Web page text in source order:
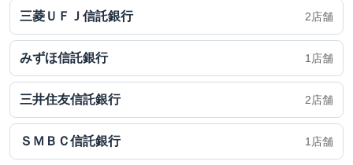
三菱ＵＦＪ信託銀行 2店舗
みずほ信託銀行 1店舗
三井住友信託銀行 2店舗
ＳＭＢＣ信託銀行 1店舗